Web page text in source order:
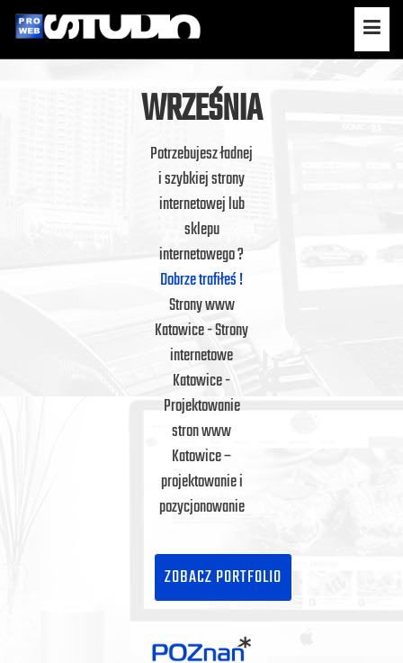
WRZEŚNIA
Potrzebujesz ładnej
i szybkiej strony
internetowej lub
sklepu
internetowego ?
Dobrze trafiłeś !
Strony www
Katowice - Strony
internetowe
Katowice -
Projektowanie
stron www
Katowice –
projektowanie i
pozycjonowanie
ZOBACZ PORTFOLIO